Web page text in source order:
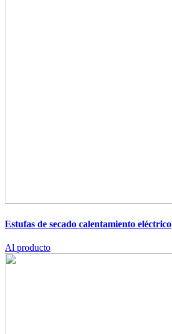
Estufas de secado calentamiento eléctrico
Al producto